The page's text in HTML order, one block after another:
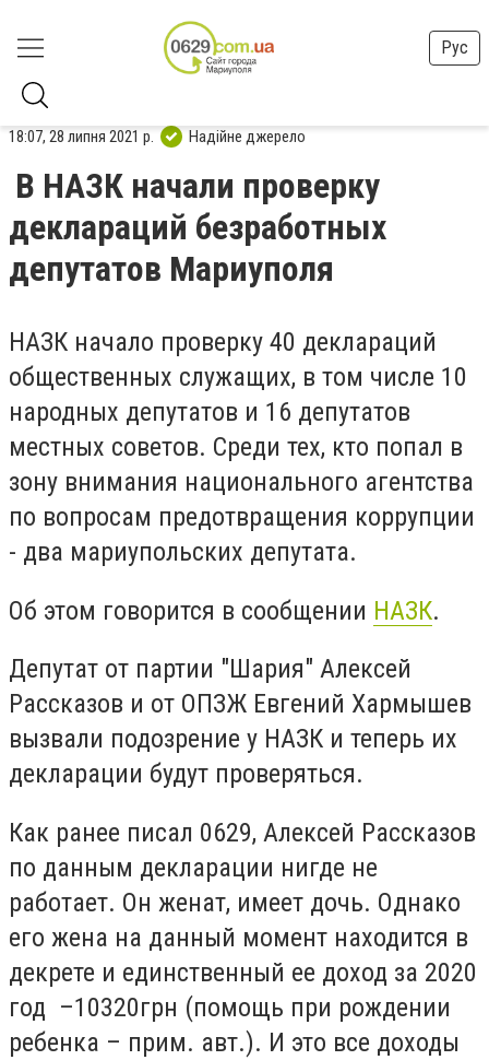
Рус
18:07, 28 липня 2021 р. Надійне джерело
В НАЗК начали проверку
деклараций безработных
депутатов Мариуполя
НАЗК начало проверку 40 деклараций
общественных служащих, в том числе 10
народных депутатов и 16 депутатов
местных советов. Среди тех, кто попал в
зону внимания национального агентства
по вопросам предотвращения коррупции
- два мариупольских депутата.
Об этом говорится в сообщении НАЗК.
Депутат от партии "Шария" Алексей
Рассказов и от ОПЗЖ Евгений Хармышев
вызвали подозрение у НАЗК и теперь их
декларации будут проверяться.
Как ранее писал 0629, Алексей Рассказов
по данным декларации нигде не
работает. Он женат, имеет дочь. Однако
его жена на данный момент находится в
декрете и единственный ее доход за 2020
год –10320грн (помощь при рождении
ребенка – прим. авт.). И это все доходы